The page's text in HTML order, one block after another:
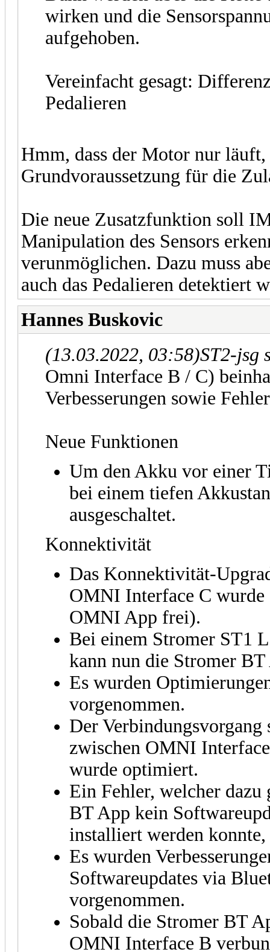
wirken und die
aufgehoben.
Vereinfacht gesagt:
Pedalieren
Hmm, dass der Motor nur
Grundvoraussetzung für die
Die neue Zusatzfunktion soll
Manipulation des Sensors
verunmöglichen. Dazu muss
auch das Pedalieren detektiert
Hannes Buskovic
(13.03.2022, 03:58)ST2-jsg
Omni Interface B / C)
Verbesserungen sowie
Neue Funktionen
Um den Akku vor einer
bei einem tiefen
ausgeschaltet.
Konnektivität
Das Konnektivität-
OMNI Interface C wurde
OMNI App frei).
Bei einem Stromer ST1
kann nun die Stromer
Es wurden
vorgenommen.
Der
zwischen OMNI
wurde optimiert.
Ein Fehler, welcher dazu
BT App kein
installiert werden
Es wurden
Softwareupdates via
vorgenommen.
Sobald die Stromer BT
OMNI Interface B